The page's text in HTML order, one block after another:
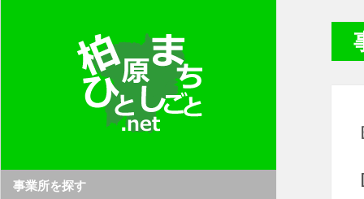
事業所を探す